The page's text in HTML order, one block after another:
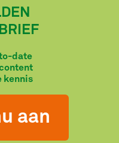
date
kennis
aan